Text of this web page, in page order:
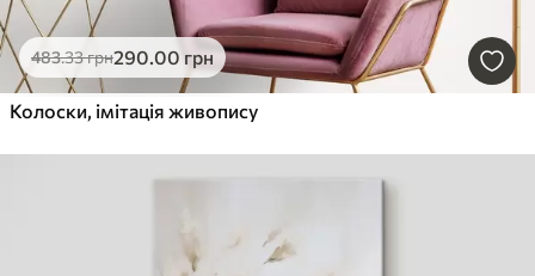
483.33грн290.00 грн
Колоски, імітація живопису